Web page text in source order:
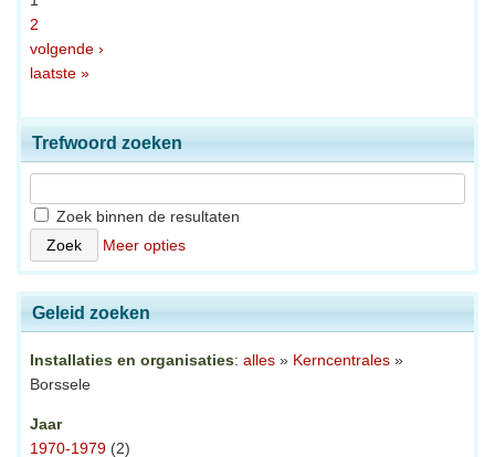
2
volgende ›
laatste »
Trefwoord zoeken
Zoek binnen de resultaten
Meer opties
Geleid zoeken
Installaties en organisaties: alles » Kerncentrales »
Borssele
Jaar
1970-1979 (2)